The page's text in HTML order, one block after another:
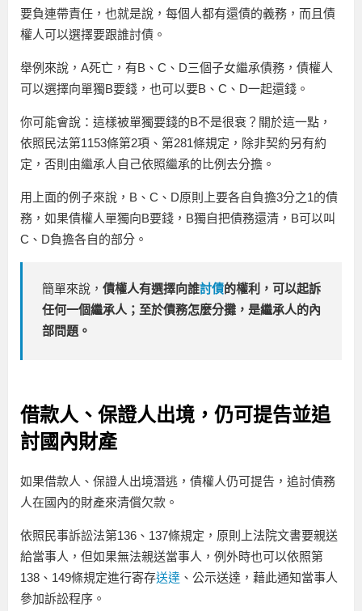
要負連帶責任，也就是說，每個人都有還債的義務，而且債
權人可以選擇要跟誰討債。
舉例來說，A死亡，有B、C、D三個子女繼承債務，債權人
可以選擇向單獨B要錢，也可以要B、C、D一起還錢。
你可能會說：這樣被單獨要錢的B不是很衰？關於這一點，
依照民法第1153條第2項、第281條規定，除非契約另有約
定，否則由繼承人自己依照繼承的比例去分擔。
用上面的例子來說，B、C、D原則上要各自負擔3分之1的債
務，如果債權人單獨向B要錢，B獨自把債務還清，B可以叫
C、D負擔各自的部分。
簡單來說， 債權人有選擇向誰討債的權利，可以起訴
任何一個繼承人；至於債務怎麼分攤，是繼承人的內
部問題。
借款人、保證人出境，仍可提告並追
討國內財產
如果借款人、保證人出境潛逃，債權人仍可提告，追討債務
人在國內的財產來清償欠款。
依照民事訴訟法第136、137條規定，原則上法院文書要親送
給當事人，但如果無法親送當事人，例外時也可以依照第
138、149條規定進行寄存送達 、公示送達，藉此通知當事人
參加訴訟程序。